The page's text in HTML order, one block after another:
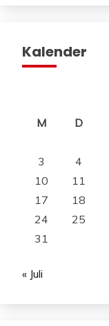
Kalender
M
D
3
4
10
11
17
18
24
25
31
« Juli